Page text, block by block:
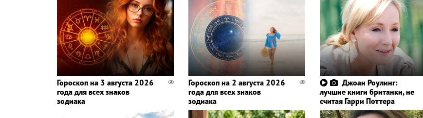
Гороскоп на 3 августа 2026
года для всех знаков
зодиака
Гороскоп на 2 августа 2026
года для всех знаков
зодиака
Джоан Роулинг:
лучшие книги британки, не
считая Гарри Поттера